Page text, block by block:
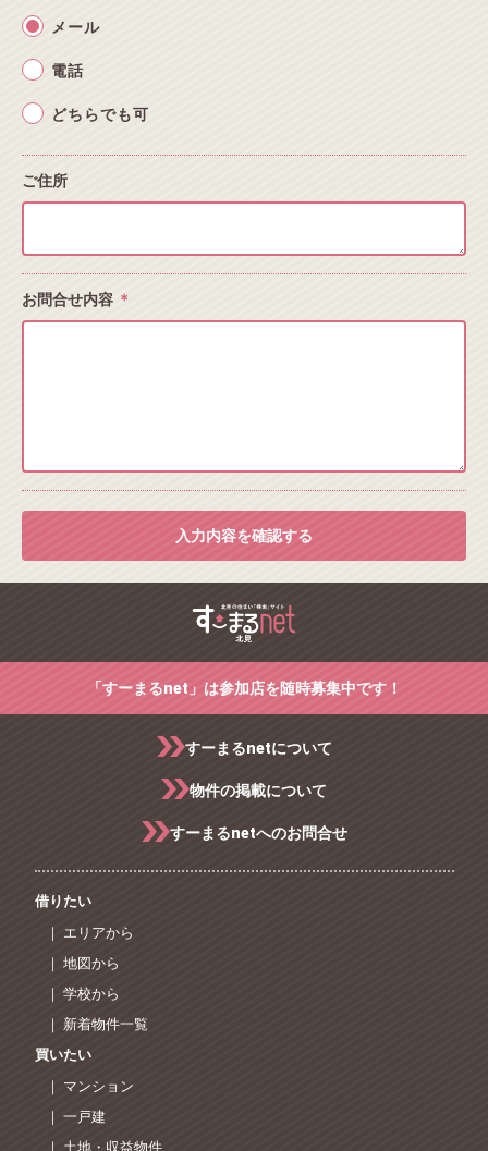
メール
電話
どちらでも可
ご住所
お問合せ内容 ＊
入力内容を確認する
「すーまるnet」は参加店を随時募集中です！
すーまるnetについて
物件の掲載について
すーまるnetへのお問合せ
借りたい
｜ エリアから
｜ 地図から
｜ 学校から
｜ 新着物件一覧
買いたい
｜ マンション
｜ 一戸建
｜ 土地・収益物件